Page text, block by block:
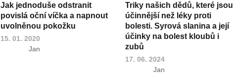
Jak jednoduše odstranit
povislá oční víčka a napnout
uvolněnou pokožku
15. 01. 2020
Jan
Triky našich dědů, které jsou
účinnější než léky proti
bolesti. Syrová slanina a její
účinky na bolest kloubů i
zubů
17. 06. 2024
Jan